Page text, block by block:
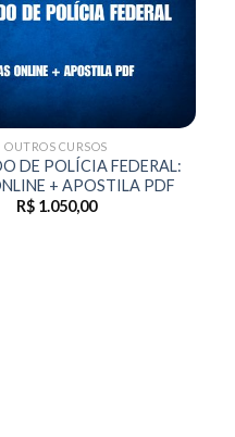
OUTROS CURSOS
DE POLÍCIA FEDERAL:
+ APOSTILA PDF
R$1.050,00